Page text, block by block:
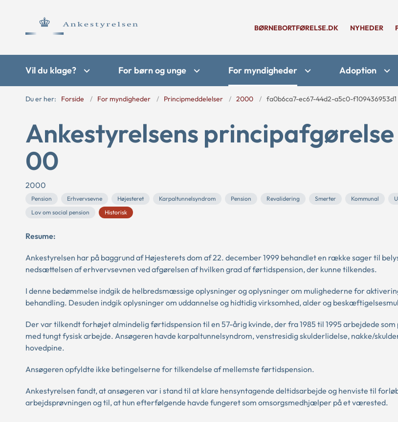
BØRNEBORTFØRELSE.DK NYHEDER
Vil du klage? For børn og unge For myndigheder Adoption
Du er her: Forside For myndigheder Principmeddelelser 2000 fa0b6ca7-ec67-44d2-a5c0-f109436953d1
Ankestyrelsens principafgørelse
00
2000
Pension Erhvervsevne Højesteret Karpaltunnelsyndrom Pension Revalidering Smerter Kommunal
Lov om social pension
Historisk
Resume:
Ankestyrelsen har på baggrund af Højesterets dom af 22. december 1999 behandlet en række sager til
nedsættelsen af erhvervsevnen ved afgørelsen af hvilken grad af førtidspension, der kunne tilkendes.
I denne bedømmelse indgik de helbredsmæssige oplysninger og oplysninger om mulighederne for
behandling. Desuden indgik oplysninger om uddannelse og hidtidig virksomhed, alder og
Der var tilkendt forhøjet almindelig førtidspension til en 57-årig kvinde, der fra 1985 til 1995 arbejdede
med tungt fysisk arbejde. Ansøgeren havde karpaltunnelsyndrom, venstresidig skulderlidelse, nakke/
hovedpine.
Ansøgeren opfyldte ikke betingelserne for tilkendelse af mellemste førtidspension.
Ankestyrelsen fandt, at ansøgeren var i stand til at klare hensyntagende deltidsarbejde og henviste til
arbejdsprøvningen og til, at hun efterfølgende havde fungeret som omsorgsmedhjælper på et værested.